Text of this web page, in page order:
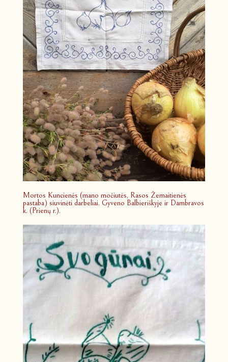
Mortos Kuncienės (mano močiutės, Rasos Žemaitienės
pastaba) siuvinėti darbeliai. Gyveno Balbieriškyje ir Dambravos
k. (Prienų r.).